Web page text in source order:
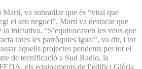
va subratllar que és “vital que
el seu negoci”. Martí va destacar que
la iniciativa. “S’equivocaven les veus que
totes les parròquies igual”, va dir, i tot
aquells projectes pendents per tot el
de tecnificació a Sud Radio, la
els equipaments de l’edifici Glòria